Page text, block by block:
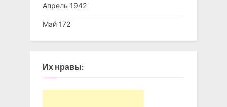
Апрель 1942
Май 172
Их нравы: